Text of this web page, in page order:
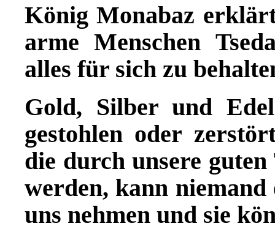
König Monabaz
arme Menschen
alles für sich zu
Gold, Silber und
gestohlen oder
die durch unsere
werden, kann
uns nehmen und sie